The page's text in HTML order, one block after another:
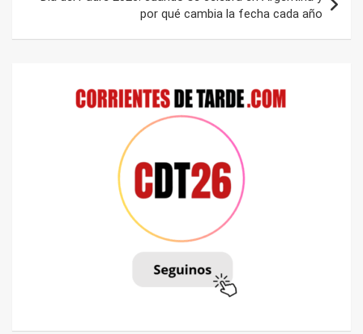
por qué cambia la fecha cada año